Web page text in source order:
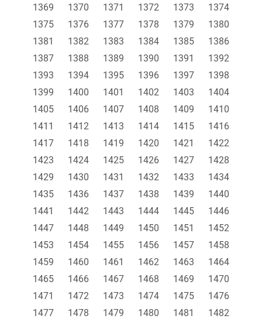
1369
1370 1371 1372 1373
1374
1375
1376 1377 1378 1379
1380
1381
1382 1383 1384 1385
1386
1387
1388 1389 1390 1391
1392
1393
1394 1395 1396 1397
1398
1399
1400 1401 1402 1403
1404
1405
1406 1407 1408 1409
1410
1411
1412 1413 1414 1415
1416
1417
1418 1419 1420 1421
1422
1423
1424 1425 1426 1427
1428
1429
1430 1431 1432 1433
1434
1435
1436 1437 1438 1439
1440
1441
1442 1443 1444 1445
1446
1447
1448 1449 1450 1451
1452
1453
1454 1455 1456 1457
1458
1459
1460 1461 1462 1463
1464
1465
1466 1467 1468 1469
1470
1471
1472 1473 1474 1475
1476
1477
1478 1479 1480 1481
1482